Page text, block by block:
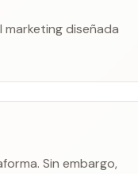
marketing diseñada
Sin embargo,